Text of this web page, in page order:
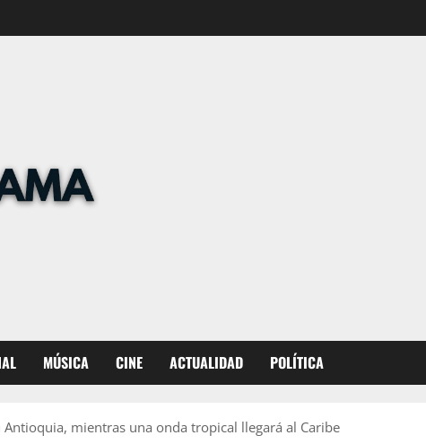
MÚSICA CINE ACTUALIDAD POLÍTICA
mientras una onda tropical llegará al Caribe